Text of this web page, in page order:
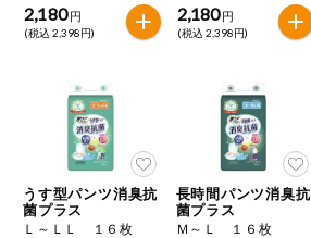
2,180 円
(税込 2,398円)
2,180 円
(税込 2,398円)
うす型パンツ消臭抗
菌プラス
Ｌ～ＬＬ １６枚
長時間パンツ消臭抗
菌プラス
Ｍ～Ｌ １６枚